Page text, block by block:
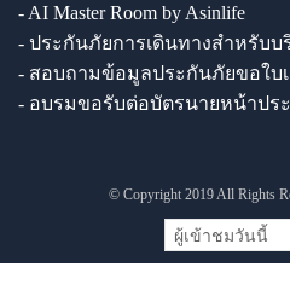
- AI Master Room by Asinlife
- ประกันภัยการเดินทางสำหรับบ
- สอบถามข้อมูลประกันภัยขอใบ
- อบรมขอรับต่อบัตรนายหน้าปร
© Copyright 2019 All Rights
ผู้เข้าชมวันนี้